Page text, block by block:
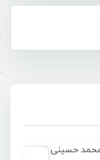
حسینی نژاد